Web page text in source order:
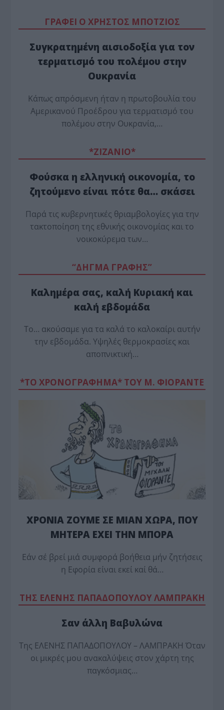
ΓΡΑΦΕΙ Ο ΧΡΗΣΤΟΣ ΜΠΟΤΖΙΟΣ
Συγκρατημένη αισιοδοξία για τον
τερματισμό του πολέμου στην
Ουκρανία
Κάπως απρόσμενη ήταν η πρωτοβουλία του
Αμερικανού Προέδρου για τερματισμό του
πολέμου στην Ουκρανία,…
*ZΙΖΑΝΙΟ*
Φούσκα η ελληνική οικονομία, το
ζητούμενο είναι πότε θα… σκάσει
Παρά τις κυβερνητικές θριαμβολογίες για την
τακτοποίηση της εθνικής οικονομίας και το
νοικοκύρεμα των…
“ΔΗΓΜΑ ΓΡΑΦΗΣ”
Καλημέρα σας, καλή Κυριακή και
καλή εβδομάδα
Το… ακούσαμε για τα καλά το καλοκαίρι αυτήν
την εβδομάδα. Υψηλές θερμοκρασίες και
αποπνικτική…
*ΤΟ ΧΡΟΝΟΓΡΑΦΗΜΑ* ΤΟΥ Μ. ΦΙΟΡΆΝΤΕ
ΧΡΟΝΙΑ ΖΟΥΜΕ ΣΕ ΜΙΑΝ ΧΩΡΑ, ΠΟΥ
ΜΗΤΕΡΑ ΕΧΕΙ ΤΗΝ ΜΠΟΡΑ
Εάν σέ βρεί μιά συμφορά βοήθεια μήν ζητήσεις
η Εφορία είναι εκεί καί θά…
TΗΣ ΕΛΕΝΗΣ ΠΑΠΑΔΟΠΟΥΛΟΥ ΛΑΜΠΡΑΚΗ
Σαν άλλη Βαβυλώνα
Της ΕΛΕΝΗΣ ΠΑΠΑΔΟΠΟΥΛΟΥ – ΛΑΜΠΡΑΚΗ Όταν
οι μικρές μου ανακαλύψεις στον χάρτη της
παγκόσμιας…